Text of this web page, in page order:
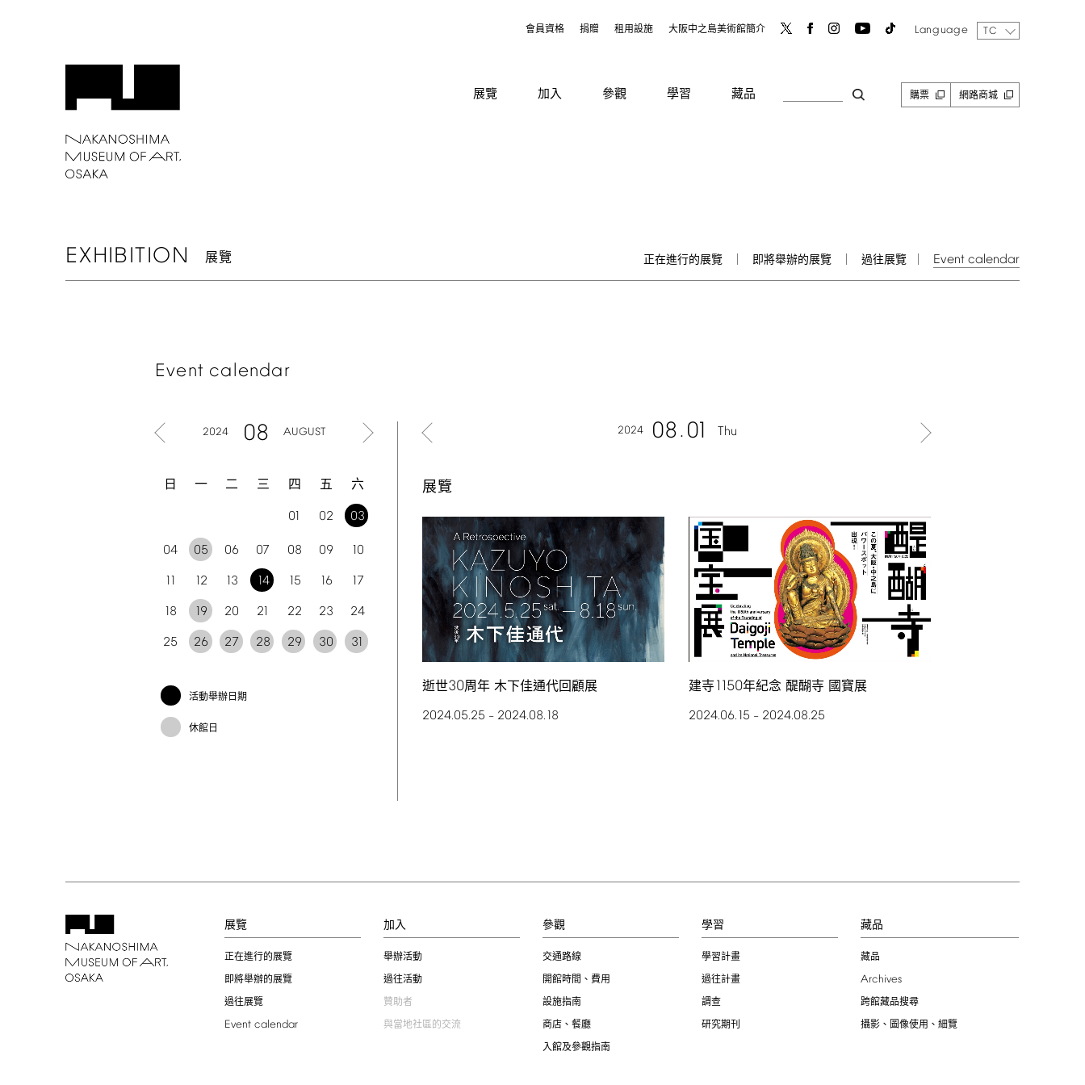
會員資格 捐贈 租用設施 大阪中之島美術館簡介 Language TC
展覽 加入 參觀 學習 藏品 購票 網路商城
EXHIBITION 展覽 正在進行的展覽 即將舉辦的展覽 過往展覽 Event calendar
Event calendar
2024 08 AUGUST
日 一 二 三 四 五 六
01 02 03
04 05 06 07 08 09 10
11 12 13 14 15 16 17
18 19 20 21 22 23 24
25 26 27 28 29 30 31
活動舉辦日期
休館日
2024 08 01 Thu
展覽
逝世30周年 木下佳通代回顧展
2024.05.25 – 2024.08.18
建寺1150年紀念 醍醐寺 國寶展
2024.06.15 – 2024.08.25
展覽
正在進行的展覽
即將舉辦的展覽
過往展覽
Event calendar
加入
舉辦活動
過往活動
贊助者
與當地社區的交流
參觀
交通路線
開館時間、費用
設施指南
商店、餐廳
入館及參觀指南
學習
學習計畫
過往計畫
調查
研究期刊
藏品
藏品
Archives
跨館藏品搜尋
攝影、圖像使用、細覽